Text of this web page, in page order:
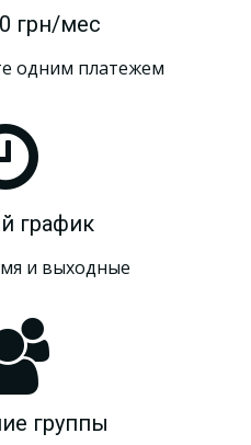
грн/мес
одним платежем
график
и выходные
группы